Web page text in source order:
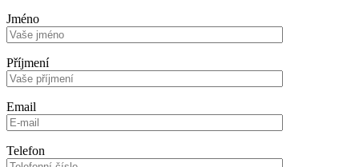
Jméno
Příjmení
Email
Telefon